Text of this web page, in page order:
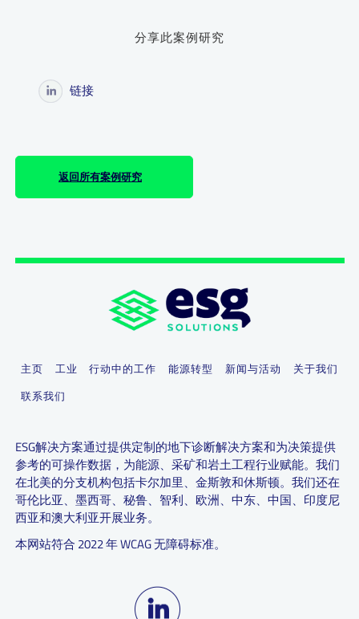
分享此案例研究
链接
返回所有案例研究
主页 工业 行动中的工作 能源转型 新闻与活动 关于我们
联系我们
ESG解决方案通过提供定制的地下诊断解决方案和为决策提供
参考的可操作数据，为能源、采矿和岩土工程行业赋能。我们
在北美的分支机构包括卡尔加里、金斯敦和休斯顿。我们还在
哥伦比亚、墨西哥、秘鲁、智利、欧洲、中东、中国、印度尼
西亚和澳大利亚开展业务。
本网站符合 2022 年 WCAG 无障碍标准。